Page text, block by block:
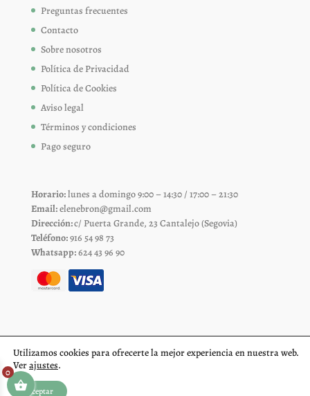
Preguntas frecuentes
Contacto
Sobre nosotros
Política de Privacidad
Política de Cookies
Aviso legal
Términos y condiciones
Pago seguro
Horario:lunes a domingo 9:00 – 14:30 / 17:00 – 21:30
Email:elenebron@gmail.com
Dirección:c/ Puerta Grande, 23 Cantalejo (Segovia)
Teléfono:916 54 98 73
Whatsapp:624 43 96 90
Utilizamos cookies para ofrecerte la mejor experiencia en nuestra web.
Verajustes.
Aceptar
0